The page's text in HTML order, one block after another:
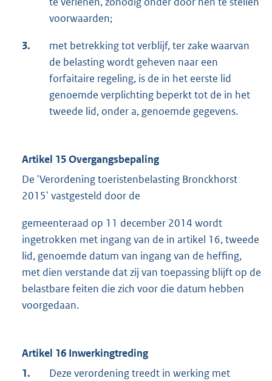
voorwaarden;
3.
met betrekking tot verblijf, ter zake waarvan
de belasting wordt geheven naar een
forfaitaire regeling, is de in het eerste lid
genoemde verplichting beperkt tot de in het
tweede lid, onder a, genoemde gegevens.
Artikel 15 Overgangsbepaling
De 'Verordening toeristenbelasting Bronckhorst
2015' vastgesteld door de
gemeenteraad op 11 december 2014 wordt
ingetrokken met ingang van de in artikel 16, tweede
lid, genoemde datum van ingang van de heffing,
met dien verstande dat zij van toepassing blijft op de
belastbare feiten die zich voor die datum hebben
voorgedaan.
Artikel 16 Inwerkingtreding
1.
Deze verordening treedt in werking met